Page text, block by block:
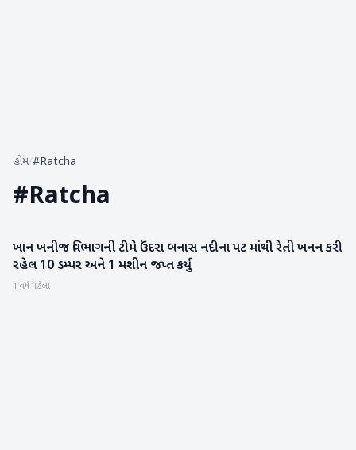
હોમ/#Ratcha
#Ratcha
બનાસકાંઠા
ખાન ખનીજ વિભાગની ટીમે ઉંદરા બનાસ નદીના પટ માંથી રેતી ખનન કરી
રહેલ 10 ડમ્પર અને 1 મશીન જપ્ત કર્યુ
1 વર્ષ પહેલા